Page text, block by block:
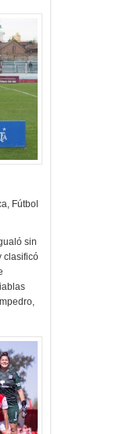
, Fútbol
sin
clasificó